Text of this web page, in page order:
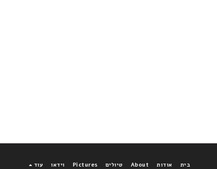
בית אודות About טיולים Pictures וידאו עוד